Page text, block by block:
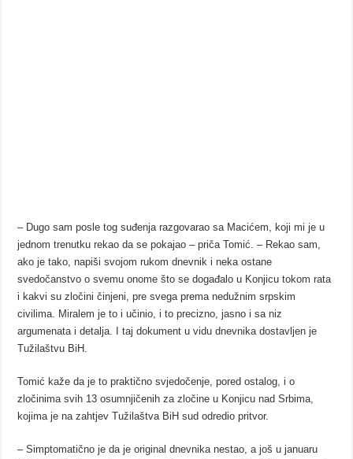
– Dugo sam posle tog suđenja razgovarao sa Macićem, koji mi je u
jednom trenutku rekao da se pokajao – priča Tomić. – Rekao sam,
ako je tako, napiši svojom rukom dnevnik i neka ostane
svedočanstvo o svemu onome što se događalo u Konjicu tokom rata
i kakvi su zločini činjeni, pre svega prema nedužnim srpskim
civilima. Miralem je to i učinio, i to precizno, jasno i sa niz
argumenata i detalja. I taj dokument u vidu dnevnika dostavljen je
Tužilaštvu BiH.
Tomić kaže da je to praktično svjedočenje, pored ostalog, i o
zločinima svih 13 osumnjičenih za zločine u Konjicu nad Srbima,
kojima je na zahtjev Tužilaštva BiH sud odredio pritvor.
– Simptomatično je da je original dnevnika nestao, a još u januaru